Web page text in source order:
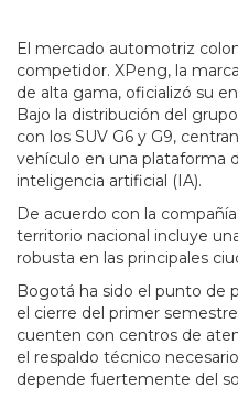
El mercado automotriz
competidor. XPeng, la
de alta gama, oficializó su
Bajo la distribución del
con los SUV G6 y G9,
vehículo en una plataforma
inteligencia artificial (IA).
De acuerdo con la
territorio nacional incluye
robusta en las principales
Bogotá ha sido el punto de
el cierre del primer
cuenten con centros de
el respaldo técnico
depende fuertemente del